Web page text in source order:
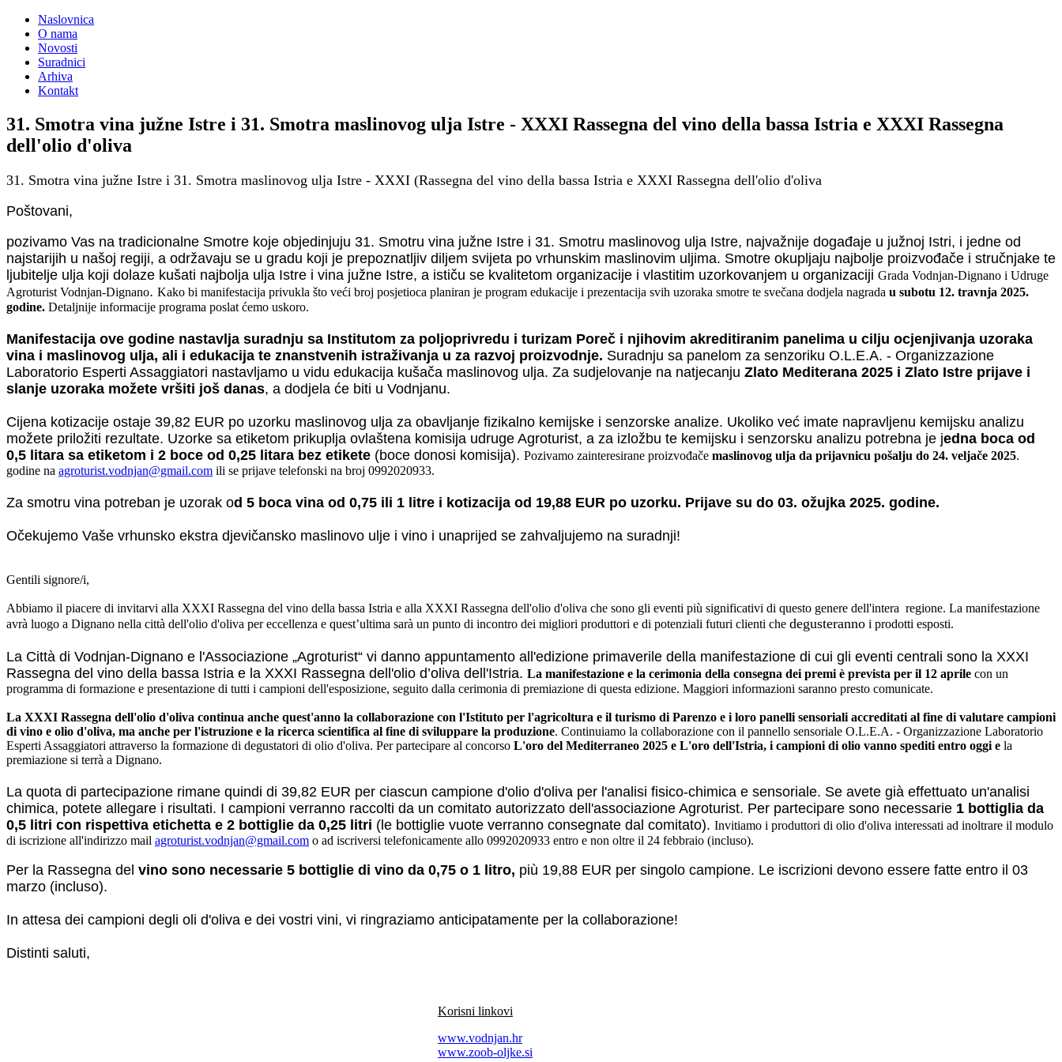
Naslovnica
O nama
Novosti
Suradnici
Arhiva
Kontakt
31. Smotra vina južne Istre i 31. Smotra maslinovog ulja Istre - XXXI Rassegna del vino della bassa Istria e XXXI Rassegna
dell'olio d'oliva
31. Smotra vina južne Istre i 31. Smotra maslinovog ulja Istre - XXXI (Rassegna del vino della bassa Istria e XXXI Rassegna dell'olio d'oliva
Poštovani,
pozivamo Vas na tradicionalne Smotre koje objedinjuju 31. Smotru vina južne Istre i 31. Smotru maslinovog ulja Istre, najvažnije događaje u južnoj Istri, i jedne od
najstarijih u našoj regiji, a održavaju se u gradu koji je prepoznatljiv diljem svijeta po vrhunskim maslinovim uljima. Smotre okupljaju najbolje proizvođače i stručnjake te
ljubitelje ulja koji dolaze kušati najbolja ulja Istre i vina južne Istre, a ističu se kvalitetom organizacije i vlastitim uzorkovanjem u organizaciji Grada Vodnjan-Dignano i Udruge
Agroturist Vodnjan-Dignano. Kako bi manifestacija privukla što veći broj posjetioca planiran je program edukacije i prezentacija svih uzoraka smotre te svečana dodjela nagrada u subotu 12. travnja 2025.
godine. Detaljnije informacije programa poslat ćemo uskoro.
Manifestacija ove godine nastavlja suradnju sa Institutom za poljoprivredu i turizam Poreč i njihovim akreditiranim panelima u cilju ocjenjivanja uzoraka
vina i maslinovog ulja, ali i edukacija te znanstvenih istraživanja u za razvoj proizvodnje. Suradnju sa panelom za senzoriku O.L.E.A. - Organizzazione
Laboratorio Esperti Assaggiatori nastavljamo u vidu edukacija kušača maslinovog ulja. Za sudjelovanje na natjecanju Zlato Mediterana 2025 i Zlato Istre prijave i
slanje uzoraka možete vršiti još danas, a dodjela će biti u Vodnjanu.
Cijena kotizacije ostaje 39,82 EUR po uzorku maslinovog ulja za obavljanje fizikalno kemijske i senzorske analize. Ukoliko već imate napravljenu kemijsku analizu
možete priložiti rezultate. Uzorke sa etiketom prikuplja ovlaštena komisija udruge Agroturist, a za izložbu te kemijsku i senzorsku analizu potrebna je jedna boca od
0,5 litara sa etiketom i 2 boce od 0,25 litara bez etikete (boce donosi komisija). Pozivamo zainteresirane proizvođače maslinovog ulja da prijavnicu pošalju do 24. veljače 2025.
godine na agroturist.vodnjan@gmail.com ili se prijave telefonski na broj 0992020933.
Za smotru vina potreban je uzorak od 5 boca vina od 0,75 ili 1 litre i kotizacija od 19,88 EUR po uzorku. Prijave su do 03. ožujka 2025. godine.
Očekujemo Vaše vrhunsko ekstra djevičansko maslinovo ulje i vino i unaprijed se zahvaljujemo na suradnji!
Gentili signore/i,
Abbiamo il piacere di invitarvi alla XXXI Rassegna del vino della bassa Istria e alla XXXI Rassegna dell'olio d'oliva che sono gli eventi più significativi di questo genere dell'intera regione. La manifestazione
avrà luogo a Dignano nella città dell'olio d'oliva per eccellenza e quest’ultima sarà un punto di incontro dei migliori produttori e di potenziali futuri clienti che degusteranno i prodotti esposti.
La Città di Vodnjan-Dignano e l'Associazione „Agroturist“ vi danno appuntamento all'edizione primaverile della manifestazione di cui gli eventi centrali sono la XXXI
Rassegna del vino della bassa Istria e la XXXI Rassegna dell'olio d’oliva dell'Istria. La manifestazione e la cerimonia della consegna dei premi è prevista per il 12 aprile con un
programma di formazione e presentazione di tutti i campioni dell'esposizione, seguito dalla cerimonia di premiazione di questa edizione. Maggiori informazioni saranno presto comunicate.
La XXXI Rassegna dell'olio d'oliva continua anche quest'anno la collaborazione con l'Istituto per l'agricoltura e il turismo di Parenzo e i loro panelli sensoriali accreditati al fine di valutare campioni
di vino e olio d'oliva, ma anche per l'istruzione e la ricerca scientifica al fine di sviluppare la produzione. Continuiamo la collaborazione con il pannello sensoriale O.L.E.A. - Organizzazione Laboratorio
Esperti Assaggiatori attraverso la formazione di degustatori di olio d'oliva. Per partecipare al concorso L'oro del Mediterraneo 2025 e L'oro dell'Istria, i campioni di olio vanno spediti entro oggi e la
premiazione si terrà a Dignano.
La quota di partecipazione rimane quindi di 39,82 EUR per ciascun campione d'olio d'oliva per l'analisi fisico-chimica e sensoriale. Se avete già effettuato un'analisi
chimica, potete allegare i risultati. I campioni verranno raccolti da un comitato autorizzato dell'associazione Agroturist. Per partecipare sono necessarie 1 bottiglia da
0,5 litri con rispettiva etichetta e 2 bottiglie da 0,25 litri (le bottiglie vuote verranno consegnate dal comitato). Invitiamo i produttori di olio d'oliva interessati ad inoltrare il modulo
di iscrizione all'indirizzo mail agroturist.vodnjan@gmail.com o ad iscriversi telefonicamente allo 0992020933 entro e non oltre il 24 febbraio (incluso).
Per la Rassegna del vino sono necessarie 5 bottiglie di vino da 0,75 o 1 litro, più 19,88 EUR per singolo campione. Le iscrizioni devono essere fatte entro il 03
marzo (incluso).
In attesa dei campioni degli oli d'oliva e dei vostri vini, vi ringraziamo anticipatamente per la collaborazione!
Distinti saluti,
Korisni linkovi
www.vodnjan.hr
www.zoob-oljke.si